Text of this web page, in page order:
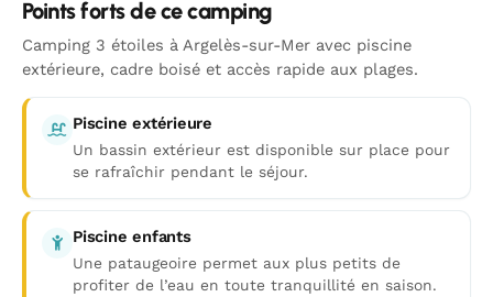
Points forts de ce camping
Camping 3 étoiles à Argelès-sur-Mer avec piscine
extérieure, cadre boisé et accès rapide aux plages.
Piscine extérieure
Un bassin extérieur est disponible sur place pour
se rafraîchir pendant le séjour.
Piscine enfants
Une pataugeoire permet aux plus petits de
profiter de l’eau en toute tranquillité en saison.